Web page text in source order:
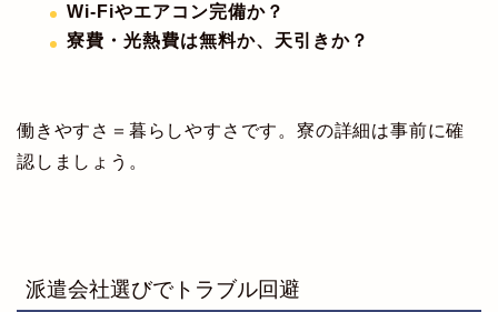
Wi-Fiやエアコン完備か？
寮費・光熱費は無料か、天引きか？
働きやすさ＝暮らしやすさです。寮の詳細は事前に確
認しましょう。
派遣会社選びでトラブル回避